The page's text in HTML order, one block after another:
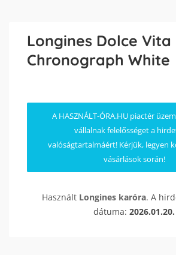
Longines Dolce Vita
Chronograph White
A HASZNÁLT-ÓRA.HU piactér
vállalnak felelősséget a
valóságtartalmáért! Kérjük, legyen
vásárlások során!
Használt Longines karóra. A
dátuma: 2026.01.20.